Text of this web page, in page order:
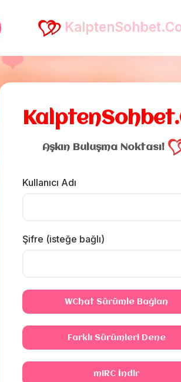
❤️
Aşkın Buluşma Noktası!
Kullanıcı Adı
Şifre (isteğe bağlı)
WChat Sürümle Bağlan
Farklı Sürümleri Dene
mIRC İndir